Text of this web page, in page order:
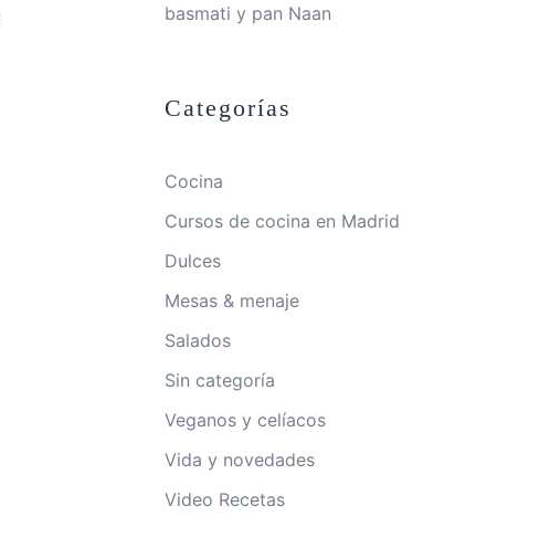
basmati y pan Naan
Categorías
Cocina
Cursos de cocina en Madrid
Dulces
Mesas & menaje
Salados
Sin categoría
Veganos y celíacos
Vida y novedades
Video Recetas